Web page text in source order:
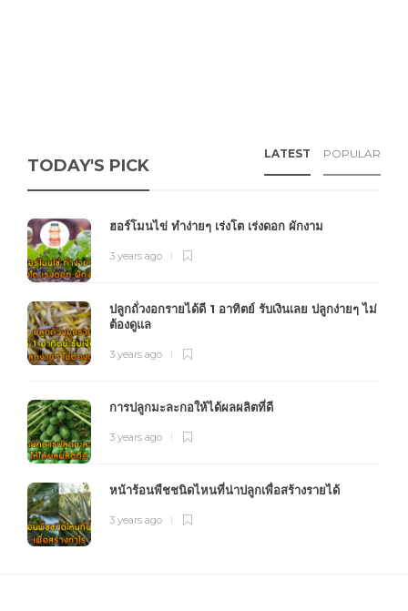
TODAY'S PICK
LATEST POPULAR
ฮอร์โมนไข่ ทำง่ายๆ เร่งโต เร่งดอก ผักงาม
3 years ago
ปลูกถั่วงอกรายได้ดี 1 อาทิตย์ รับเงินเลย ปลูกง่ายๆ ไม่
ต้องดูแล
3 years ago
การปลูกมะละกอให้ได้ผลผลิตที่ดี
3 years ago
หน้าร้อนพืชชนิดไหนที่น่าปลูกเพื่อสร้างรายได้
3 years ago